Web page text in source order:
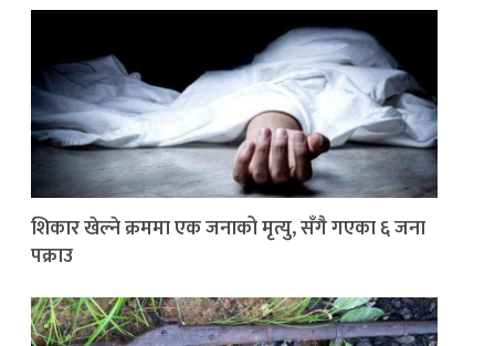
शिकार खेल्ने क्रममा एक जनाको मृत्यु, सँगै गएका ६ जना
पक्राउ